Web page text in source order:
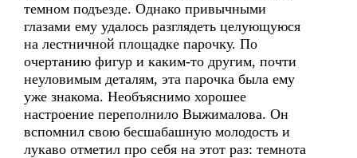
темном подъезде. Однако привычными
глазами ему удалось разглядеть целующуюся
на лестничной площадке парочку. По
очертанию фигур и каким-то другим, почти
неуловимым деталям, эта парочка была ему
уже знакома. Необъяснимо хорошее
настроение переполнило Выжималова. Он
вспомнил свою бесшабашную молодость и
лукаво отметил про себя на этот раз: темнота